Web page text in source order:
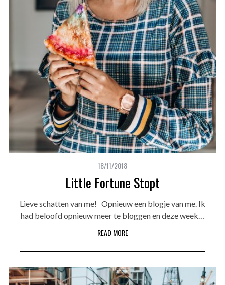
18/11/2018
Little Fortune Stopt
Lieve schatten van me! Opnieuw een blogje van me. Ik
had beloofd opnieuw meer te bloggen en deze week…
READ MORE